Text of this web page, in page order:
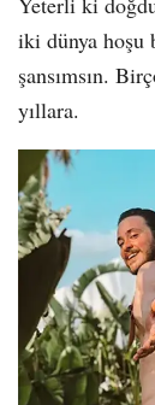
iki dünya hoşu
şansımsın.
yıllara.